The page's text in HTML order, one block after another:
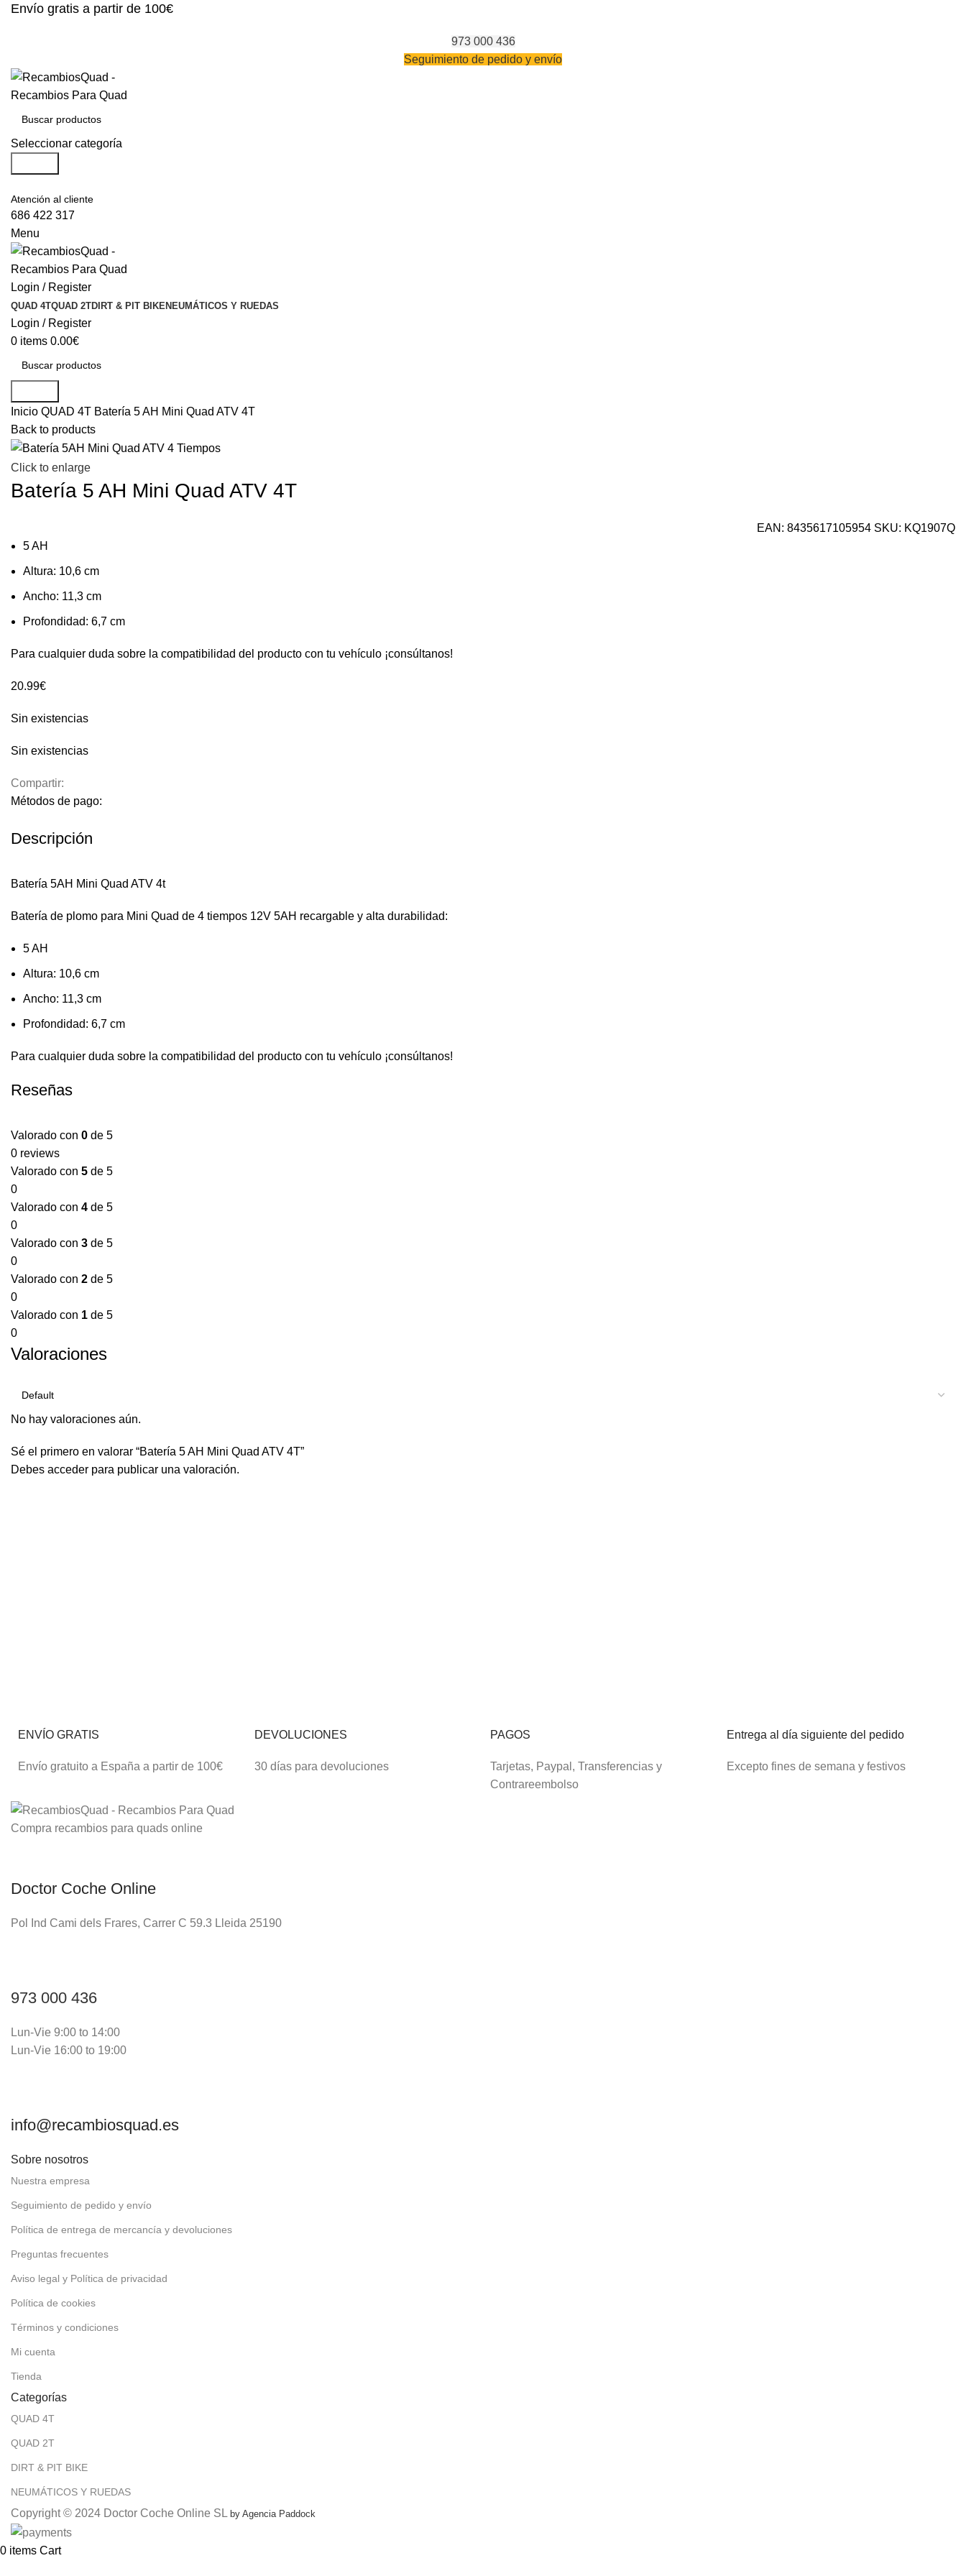
Envío gratis a partir de 100€
973 000 436
Seguimiento de pedido y envío
Seleccionar categoría
Atención al cliente
686 422 317
Menu
Login / Register
QUAD 4TQUAD 2TDIRT & PIT BIKENEUMÁTICOS Y RUEDAS
Login / Register
0 items 0.00€
Inicio QUAD 4T Batería 5 AH Mini Quad ATV 4T
Back to products
Click to enlarge
Batería 5 AH Mini Quad ATV 4T
EAN: 8435617105954 SKU: KQ1907Q
5 AH
Altura: 10,6 cm
Ancho: 11,3 cm
Profondidad: 6,7 cm
Para cualquier duda sobre la compatibilidad del producto con tu vehículo ¡consúltanos!
20.99€
Sin existencias
Sin existencias
Compartir:
Métodos de pago:
Descripción
Batería 5AH Mini Quad ATV 4t
Batería de plomo para Mini Quad de 4 tiempos 12V 5AH recargable y alta durabilidad:
5 AH
Altura: 10,6 cm
Ancho: 11,3 cm
Profondidad: 6,7 cm
Para cualquier duda sobre la compatibilidad del producto con tu vehículo ¡consúltanos!
Reseñas
Valorado con 0 de 5
0 reviews
Valorado con 5 de 5
0
Valorado con 4 de 5
0
Valorado con 3 de 5
0
Valorado con 2 de 5
0
Valorado con 1 de 5
0
Valoraciones
No hay valoraciones aún.
Sé el primero en valorar “Batería 5 AH Mini Quad ATV 4T”
Debes acceder para publicar una valoración.
ENVÍO GRATIS
Envío gratuito a España a partir de 100€
DEVOLUCIONES
30 días para devoluciones
PAGOS
Tarjetas, Paypal, Transferencias y
Contrareembolso
Entrega al día siguiente del pedido
Excepto fines de semana y festivos
Compra recambios para quads online
Doctor Coche Online
Pol Ind Cami dels Frares, Carrer C 59.3 Lleida 25190
973 000 436
Lun-Vie 9:00 to 14:00
Lun-Vie 16:00 to 19:00
info@recambiosquad.es
Sobre nosotros
Nuestra empresa
Seguimiento de pedido y envío
Política de entrega de mercancía y devoluciones
Preguntas frecuentes
Aviso legal y Política de privacidad
Política de cookies
Términos y condiciones
Mi cuenta
Tienda
Categorías
QUAD 4T
QUAD 2T
DIRT & PIT BIKE
NEUMÁTICOS Y RUEDAS
Copyright © 2024 Doctor Coche Online SL by Agencia Paddock
0 items Cart